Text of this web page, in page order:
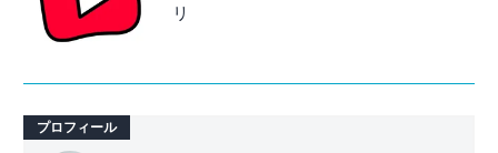
リ
プロフィール